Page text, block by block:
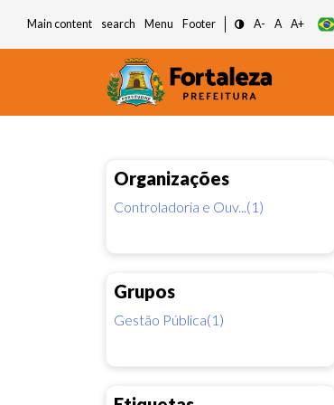
Main content search Menu Footer A- A A+
Organizações
Controladoria e Ouv...(1)
Grupos
Gestão Pública(1)